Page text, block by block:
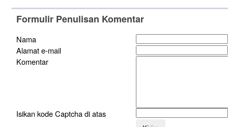
Formulir Penulisan Komentar
Nama
Alamat e-mail
Komentar
Isikan kode Captcha di atas